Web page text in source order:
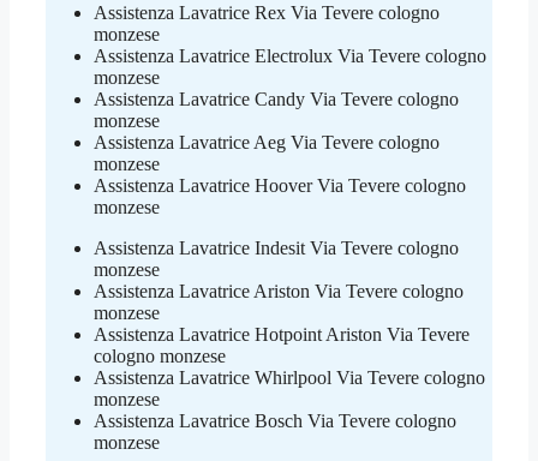
Assistenza Lavatrice Rex Via Tevere cologno
monzese
Assistenza Lavatrice Electrolux Via Tevere cologno
monzese
Assistenza Lavatrice Candy Via Tevere cologno
monzese
Assistenza Lavatrice Aeg Via Tevere cologno
monzese
Assistenza Lavatrice Hoover Via Tevere cologno
monzese
Assistenza Lavatrice Indesit Via Tevere cologno
monzese
Assistenza Lavatrice Ariston Via Tevere cologno
monzese
Assistenza Lavatrice Hotpoint Ariston Via Tevere
cologno monzese
Assistenza Lavatrice Whirlpool Via Tevere cologno
monzese
Assistenza Lavatrice Bosch Via Tevere cologno
monzese